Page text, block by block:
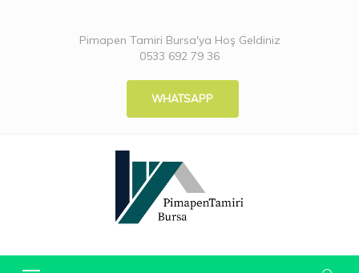
Pimapen Tamiri Bursa'ya Hoş Geldiniz
0533 692 79 36
WHATSAPP